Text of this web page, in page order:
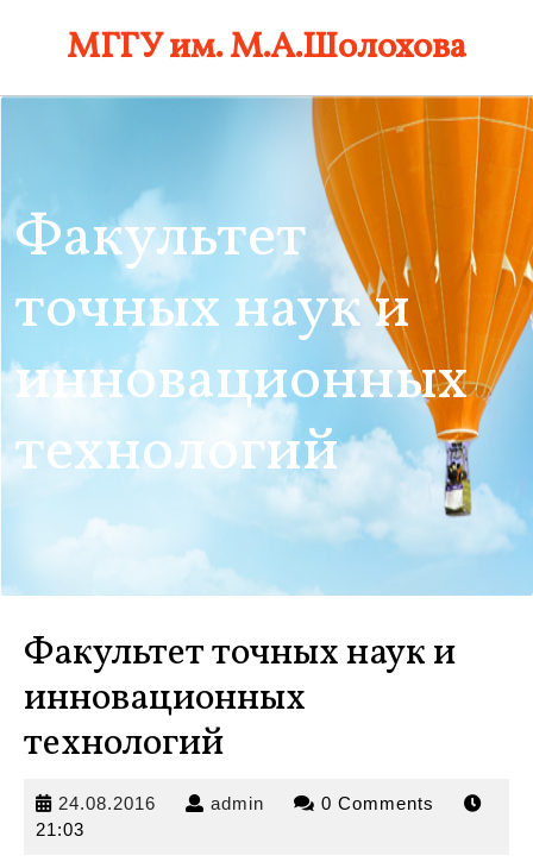
МГГУ им. М.А.Шолохова
Факультет
точных наук и
инновационных
технологий
Факультет точных наук и
инновационных
технологий
24.08.2016 24.08.2016
admin admin 0 Comments
21:03